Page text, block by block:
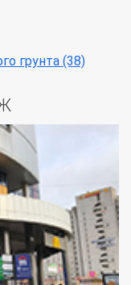
грунта (38)